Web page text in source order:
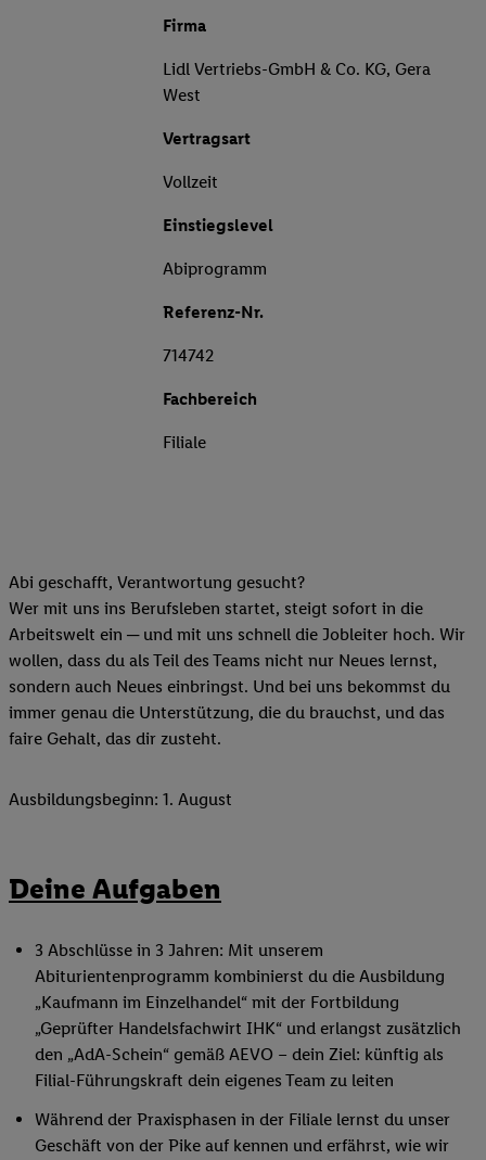
Firma
Lidl Vertriebs-GmbH & Co. KG, Gera
West
Vertragsart
Vollzeit
Einstiegslevel
Abiprogramm
Referenz-Nr.
714742
Fachbereich
Filiale
Abi geschafft, Verantwortung gesucht?
Wer mit uns ins Berufsleben startet, steigt sofort in die
Arbeitswelt ein ─ und mit uns schnell die Jobleiter hoch. Wir
wollen, dass du als Teil des Teams nicht nur Neues lernst,
sondern auch Neues einbringst. Und bei uns bekommst du
immer genau die Unterstützung, die du brauchst, und das
faire Gehalt, das dir zusteht.
Ausbildungsbeginn: 1. August
Deine Aufgaben
3 Abschlüsse in 3 Jahren: Mit unserem
Abiturientenprogramm kombinierst du die Ausbildung
„Kaufmann im Einzelhandel“ mit der Fortbildung
„Geprüfter Handelsfachwirt IHK“ und erlangst zusätzlich
den „AdA-Schein“ gemäß AEVO – dein Ziel: künftig als
Filial-Führungskraft dein eigenes Team zu leiten
Während der Praxisphasen in der Filiale lernst du unser
Geschäft von der Pike auf kennen und erfährst, wie wir